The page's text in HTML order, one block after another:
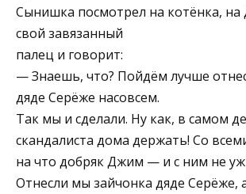
Сынишка посмотрел на котёнка,
свой завязанный
палец и говорит:
— Знаешь, что? Пойдём лучше
дяде Серёже насовсем.
Так мы и сделали. Ну как, в самом
скандалиста дома держать! Со
на что добряк Джим — и с ним не
Отнесли мы зайчонка дяде Серёже,